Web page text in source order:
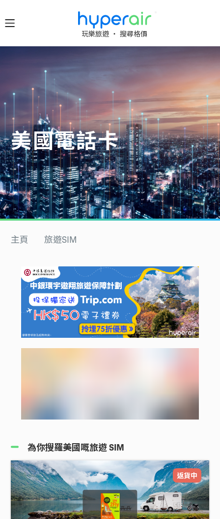
隨時隨
地 醒目
旅遊
下載 HyperAir
應用程式並首
次登記，即享
HK$10 優惠迎
新禮遇！
立即下
載 App
HyperAir
玩樂旅遊 ‧ 搜尋格價
美國電話卡
主頁 旅遊SIM
為你搜羅美國嘅旅遊 SIM
返貨中